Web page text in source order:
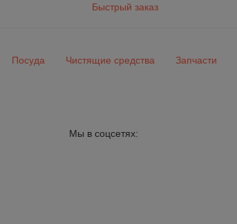
Быстрый заказ
Посуда Чистящие средства Запчасти
Мы в соцсетях: